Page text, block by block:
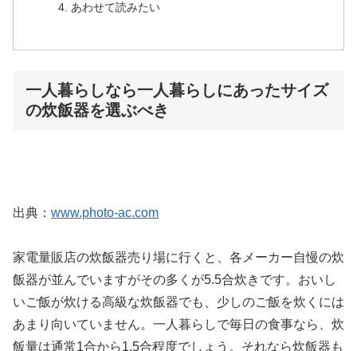
あわせて読みたい
一人暮らしなら一人暮らしにあったサイズ
の炊飯器を選ぶべき
出典： www.photo-ac.com
家電量販店の炊飯器売り場に行くと、各メーカー自慢の炊
飯器が並んでいますがその多くが5.5合炊きです。おいし
いご飯が炊ける高級な炊飯器でも、少しのご飯を炊くには
あまり向いていません。一人暮らしで毎日の食事なら、炊
飯量は通常1合から1.5合程度でしょう。それなら炊飯器も